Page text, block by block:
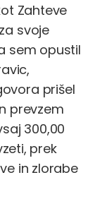
Zahteve
svoje
sem opustil
prišel
prevzem
300,00
prek
in zlorabe